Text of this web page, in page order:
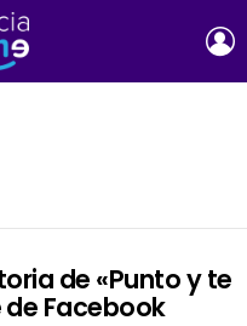
de «Punto y te
Facebook